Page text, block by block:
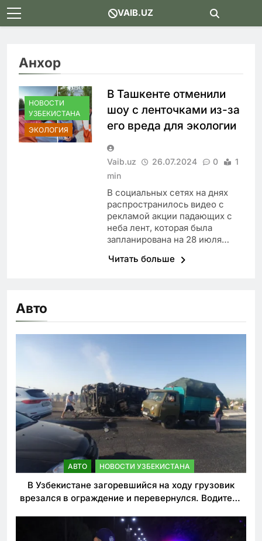
Skip
to
VAIB.UZ
Анхор
НОВОСТИ
УЗБЕКИСТАНА
ЭКОЛОГИЯ
В Ташкенте отменили
шоу с ленточками из-за
его вреда для экологии
Vaib.uz 26.07.2024 0
1
min
В социальных сетях на днях
распространилось видео с
рекламой акции падающих с
неба лент, которая была
запланирована на 28 июля…
Читать больше
Авто
АВТО НОВОСТИ УЗБЕКИСТАНА
В Узбекистане загоревшийся на ходу грузовик
врезался в ограждение и перевернулся. Водитель